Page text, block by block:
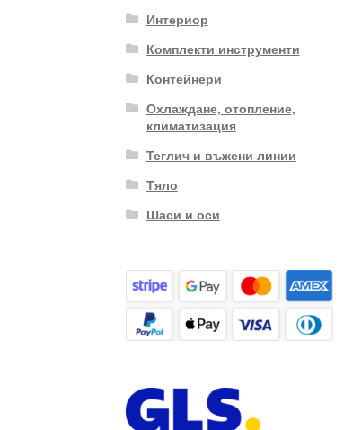
Интериор
Комплекти инструменти
Контейнери
Охлаждане, отопление,
климатизация
Теглич и въжени линии
Тяло
Шаси и оси